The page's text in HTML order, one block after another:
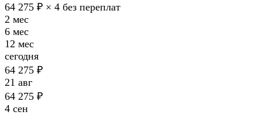
64 275 ₽ × 4 без переплат
2 мес
6 мес
12 мес
сегодня
64 275 ₽
21 авг
64 275 ₽
4 сен